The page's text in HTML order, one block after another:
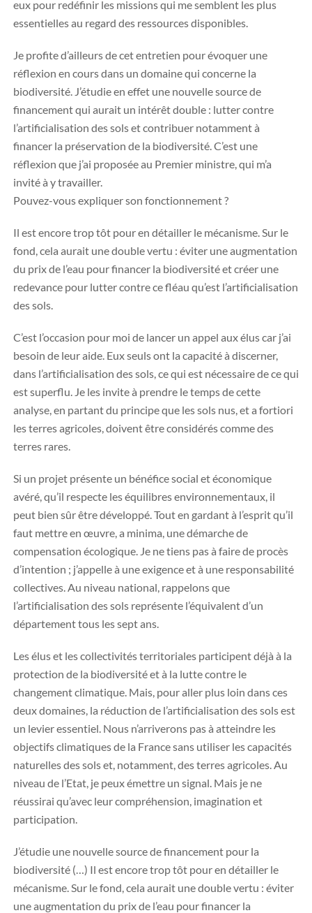
eux pour redéfinir les missions qui me semblent les plus
essentielles au regard des ressources disponibles.
Je profite d’ailleurs de cet entretien pour évoquer une
réflexion en cours dans un domaine qui concerne la
biodiversité. J’étudie en effet une nouvelle source de
financement qui aurait un intérêt double : lutter contre
l’artificialisation des sols et contribuer notamment à
financer la préservation de la biodiversité. C’est une
réflexion que j’ai proposée au Premier ministre, qui m’a
invité à y travailler.
Pouvez-vous expliquer son fonctionnement ?
Il est encore trop tôt pour en détailler le mécanisme. Sur le
fond, cela aurait une double vertu : éviter une augmentation
du prix de l’eau pour financer la biodiversité et créer une
redevance pour lutter contre ce fléau qu’est l’artificialisation
des sols.
C’est l’occasion pour moi de lancer un appel aux élus car j’ai
besoin de leur aide. Eux seuls ont la capacité à discerner,
dans l’artificialisation des sols, ce qui est nécessaire de ce qui
est superflu. Je les invite à prendre le temps de cette
analyse, en partant du principe que les sols nus, et a fortiori
les terres agricoles, doivent être considérés comme des
terres rares.
Si un projet présente un bénéfice social et économique
avéré, qu’il respecte les équilibres environnementaux, il
peut bien sûr être développé. Tout en gardant à l’esprit qu’il
faut mettre en œuvre, a minima, une démarche de
compensation écologique. Je ne tiens pas à faire de procès
d’intention ; j’appelle à une exigence et à une responsabilité
collectives. Au niveau national, rappelons que
l’artificialisation des sols représente l’équivalent d’un
département tous les sept ans.
Les élus et les collectivités territoriales participent déjà à la
protection de la biodiversité et à la lutte contre le
changement climatique. Mais, pour aller plus loin dans ces
deux domaines, la réduction de l’artificialisation des sols est
un levier essentiel. Nous n’arriverons pas à atteindre les
objectifs climatiques de la France sans utiliser les capacités
naturelles des sols et, notamment, des terres agricoles. Au
niveau de l’Etat, je peux émettre un signal. Mais je ne
réussirai qu’avec leur compréhension, imagination et
participation.
J’étudie une nouvelle source de financement pour la
biodiversité (…) Il est encore trop tôt pour en détailler le
mécanisme. Sur le fond, cela aurait une double vertu : éviter
une augmentation du prix de l’eau pour financer la